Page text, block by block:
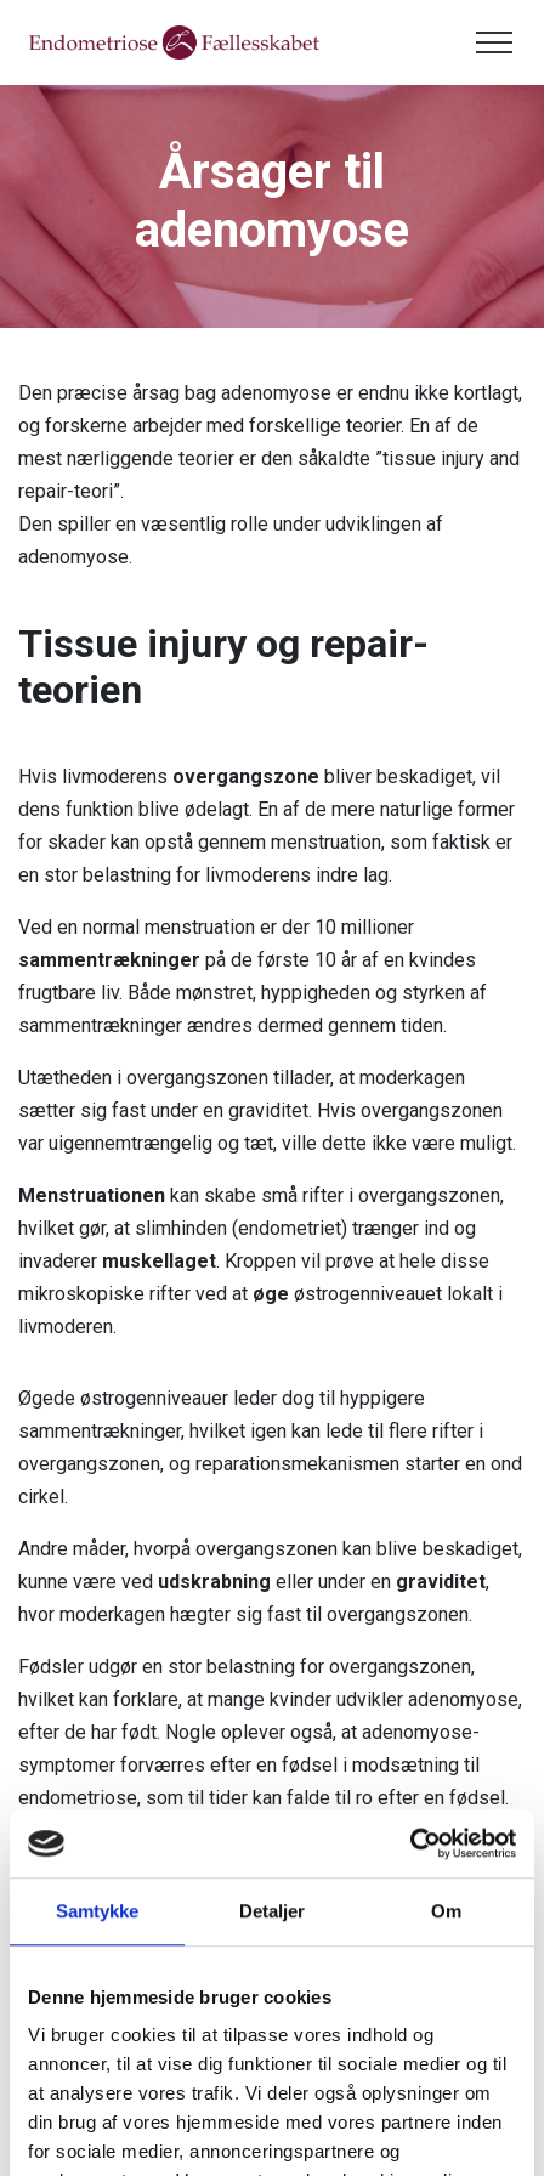
Samtykke Detaljer Om
Denne hjemmeside bruger cookies
Vi bruger cookies til at tilpasse vores indhold og
annoncer, til at vise dig funktioner til sociale medier og til
at analysere vores trafik. Vi deler også oplysninger om
din brug af vores hjemmeside med vores partnere inden
for sociale medier, annonceringspartnere og
Endometriose
Om endometriose
Symptomer
Diagnosticering
Behandling
Adenomyose
Adenomyose
Årsager
Adenomyose og endometriose
Symptomer
Fertilitet
Dysmenoré
Dysmenoré
Menstruation og smerter
Primær og sekundær dysmenoré
Mere viden
Pårørende og fagpersoner
Krop & sundhed
Litteratur og links
Arbejdslivet
Jeg lever med symptomer
Jeg er selvstændig
Jeg er fagforening
FAQ
Donation
Erhvervssponsor
Medlemslogin
Årsager til
adenomyose
Den præcise årsag bag adenomyose er endnu ikke kortlagt,
og forskerne arbejder med forskellige teorier. En af de
mest nærliggende teorier er den såkaldte ”tissue injury and
repair-teori”.
Den spiller en væsentlig rolle under udviklingen af
adenomyose.
Tissue injury og repair-
teorien
Hvis livmoderens overgangszone bliver beskadiget, vil
dens funktion blive ødelagt. En af de mere naturlige former
for skader kan opstå gennem menstruation, som faktisk er
en stor belastning for livmoderens indre lag.
Ved en normal menstruation er der 10 millioner
sammentrækninger på de første 10 år af en kvindes
frugtbare liv. Både mønstret, hyppigheden og styrken af
sammentrækninger ændres dermed gennem tiden.
Utætheden i overgangszonen tillader, at moderkagen
sætter sig fast under en graviditet. Hvis overgangszonen
var uigennemtrængelig og tæt, ville dette ikke være muligt.
Menstruationen kan skabe små rifter i overgangszonen,
hvilket gør, at slimhinden (endometriet) trænger ind og
invaderer muskellaget. Kroppen vil prøve at hele disse
mikroskopiske rifter ved at øge østrogenniveauet lokalt i
livmoderen.
Øgede østrogenniveauer leder dog til hyppigere
sammentrækninger, hvilket igen kan lede til flere rifter i
overgangszonen, og reparationsmekanismen starter en ond
cirkel.
Andre måder, hvorpå overgangszonen kan blive beskadiget,
kunne være ved udskrabning eller under en graviditet,
hvor moderkagen hægter sig fast til overgangszonen.
Fødsler udgør en stor belastning for overgangszonen,
hvilket kan forklare, at mange kvinder udvikler adenomyose,
efter de har født. Nogle oplever også, at adenomyose-
symptomer forværres efter en fødsel i modsætning til
endometriose, som til tider kan falde til ro efter en fødsel.
Opsummeret betyder det altså, at gentagne skader på
overgangszonen fører til øget lokalt østrogen, der fører til
hyppigere sammentrækninger i livmoderen, som igen fører
til større skader, som igen fører til øget østrogent niveau for
Præcis årsag til udvikling af adenomyose er ikke kendt på
nuværende tidspunkt.